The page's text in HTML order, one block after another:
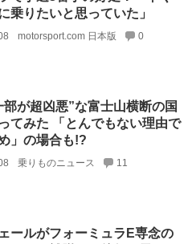
乗りたいと思っていた」
motorsport.com 日本版 0
部が超凶悪”な富士山横断の国
てみた 「とんでもない理由で
」の場合も!?
乗りものニュース 11
ールがフォーミュラE専念の